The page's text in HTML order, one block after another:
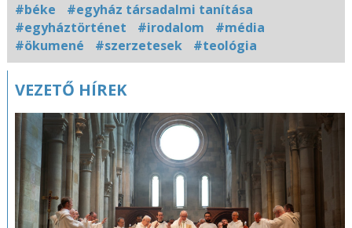
#béke
#egyház társadalmi tanítása
#egyháztörténet
#irodalom
#média
#ökumené
#szerzetesek #teológia
Kapcsolódó
VEZETŐ HÍREK